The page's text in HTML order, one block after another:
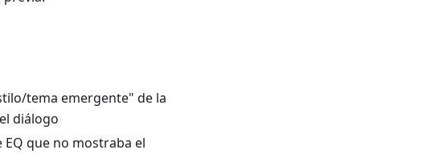
tema emergente" de la
diálogo
que no mostraba el